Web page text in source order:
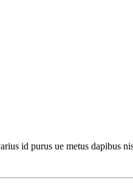
id purus ue metus dapibus